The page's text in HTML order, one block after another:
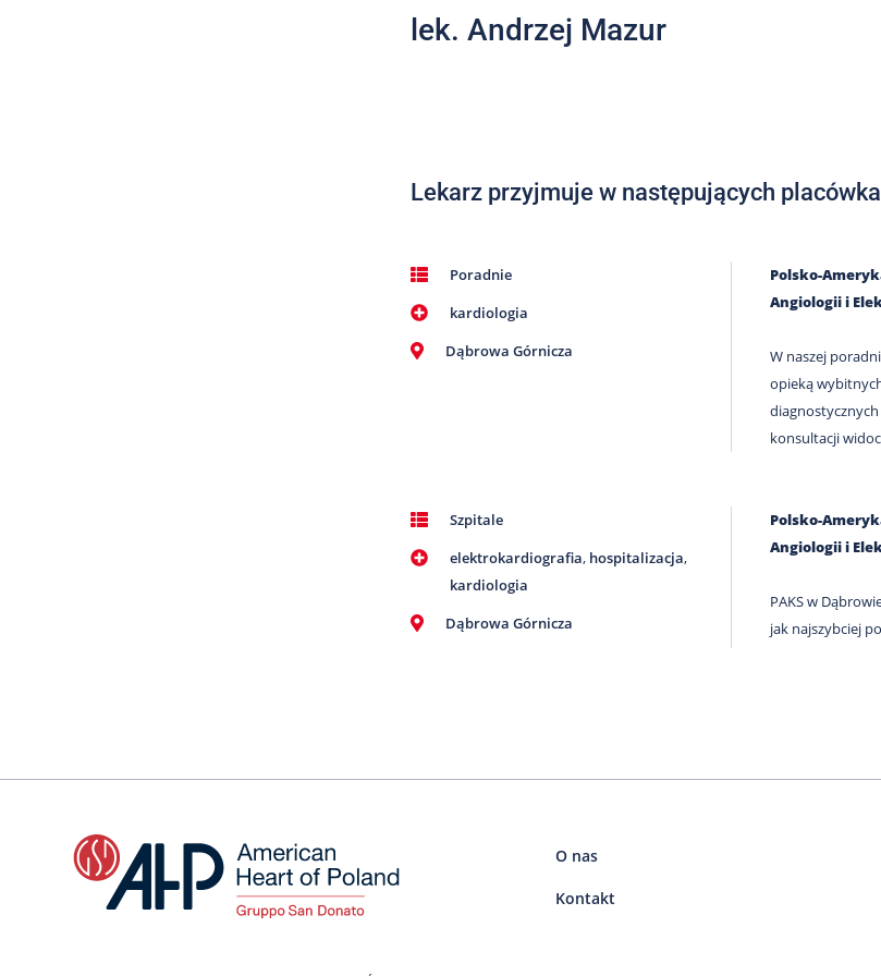
lek. Andrzej Mazur
Lekarz przyjmuje w następujących
Poradnie
kardiologia
Dąbrowa Górnicza
Polsko-
Angiologii i
W naszej
opieką
diagnostycznych
konsultacji
Szpitale
elektrokardiografia, hospitalizacja,
kardiologia
Dąbrowa Górnicza
Polsko-
Angiologii i
PAKS w
jak najszybciej
O nas
Kontakt